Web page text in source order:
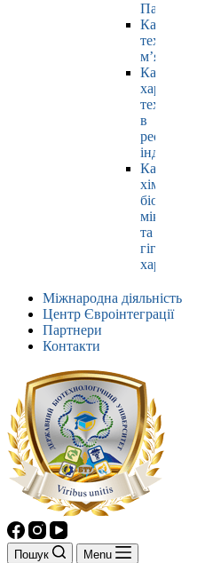
Павлюк
Кафедра
технології
м’яса
Кафедра
харчових
технологій
в
ресторанній
індустрії
Кафедра
хімії,
біохімії,
мікробіології
та
гігієни
харчування
Міжнародна діяльність
Центр Євроінтеграції
Партнери
Контакти
Пошук Menu